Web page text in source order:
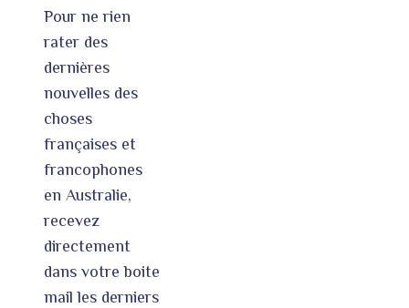
Pour ne rien
rater des
dernières
nouvelles des
choses
françaises et
francophones
en Australie,
recevez
directement
dans votre boite
mail les derniers